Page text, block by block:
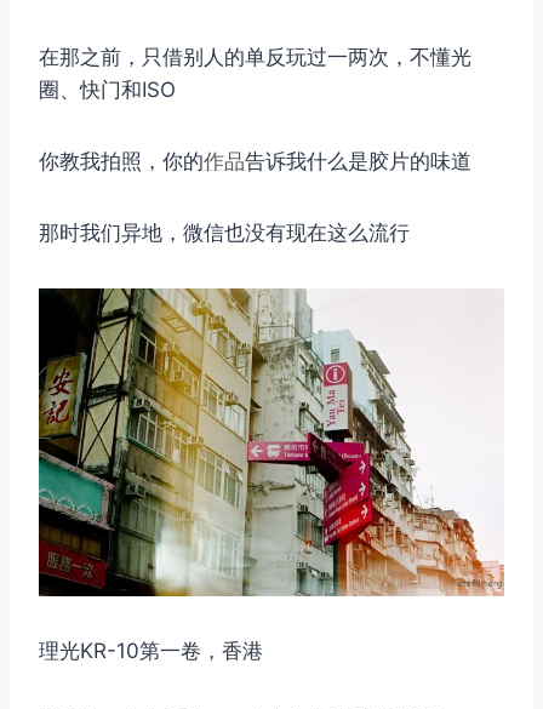
在那之前，只借别人的单反玩过一两次，不懂光
圈、快门和ISO
你教我拍照，你的作品告诉我什么是胶片的味道
那时我们异地，微信也没有现在这么流行
理光KR-10第一卷，香港